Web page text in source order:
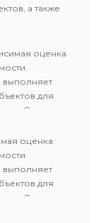
а также
и
для
оценка
для
Оценка
и
компаний по
оценка
для
Оценка
и